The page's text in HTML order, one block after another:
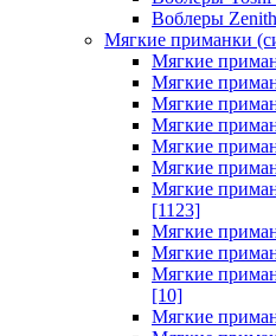
Воблеры
Мягкие приманки
Мягкие
Мягкие
Мягкие
Мягкие
Мягкие
Мягкие
Мягкие
[1123]
Мягкие
Мягкие
Мягкие
[10]
Мягкие